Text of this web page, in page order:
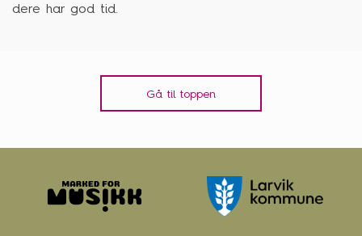
dere har god tid.
Gå til toppen